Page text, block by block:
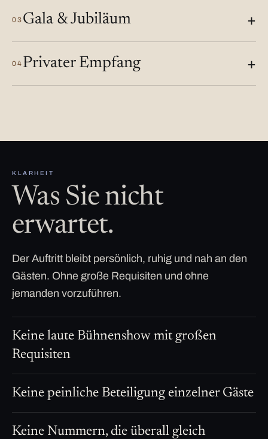
03 Gala & Jubiläum
04 Privater Empfang
KLARHEIT
Was Sie nicht
erwartet.
Der Auftritt bleibt persönlich, ruhig und nah an den
Gästen. Ohne große Requisiten und ohne
jemanden vorzuführen.
Keine laute Bühnenshow mit großen
Requisiten
Keine peinliche Beteiligung einzelner Gäste
Keine Nummern, die überall gleich